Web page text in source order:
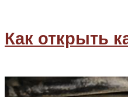
Как открыть